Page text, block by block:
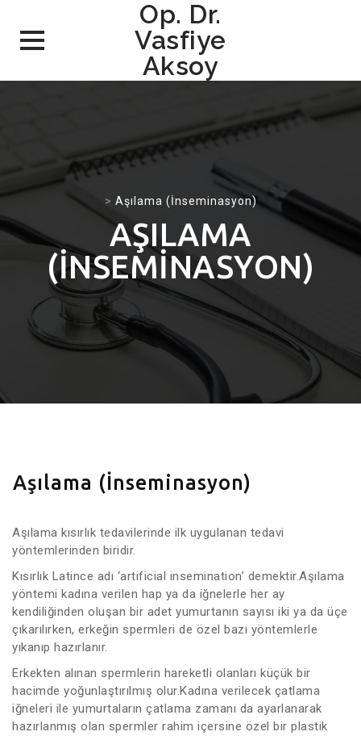
Op. Dr.
Vasfiye
Aksoy
> Aşılama (İnseminasyon)
AŞILAMA
(İNSEMINASYON)
Aşılama (İnseminasyon)
Aşılama kısırlık tedavilerinde ilk uygulanan tedavi
yöntemlerinden biridir.
Kısırlık Latince adı ‘artificial insemination’ demektir.Aşılama
yöntemi kadına verilen hap ya da iğnelerle her ay
kendiliğinden oluşan bir adet yumurtanın sayısı iki ya da üçe
çıkarılırken, erkeğin spermleri de özel bazı yöntemlerle
yıkanıp hazırlanır.
Erkekten alınan spermlerin hareketli olanları küçük bir
hacimde yoğunlaştırılmış olur.Kadına verilecek çatlama
iğneleri ile yumurtaların çatlama zamanı da ayarlanarak
hazırlanmış olan spermler rahim içersine özel bir plastik